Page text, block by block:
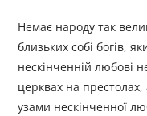
Немає народу так
близьких собі богів,
нескінченній любові
церквах на
узами нескінченної